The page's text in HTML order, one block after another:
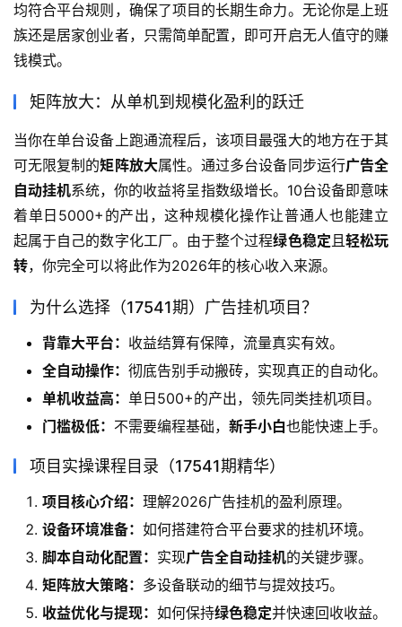
均符合平台规则，确保了项目的长期生命力。无论你是上班
族还是居家创业者，只需简单配置，即可开启无人值守的赚
钱模式。
矩阵放大：从单机到规模化盈利的跃迁
当你在单台设备上跑通流程后，该项目最强大的地方在于其
可无限复制的矩阵放大属性。通过多台设备同步运行广告全
自动挂机系统，你的收益将呈指数级增长。10台设备即意味
着单日5000+的产出，这种规模化操作让普通人也能建立
起属于自己的数字化工厂。由于整个过程绿色稳定且轻松玩
转，你完全可以将此作为2026年的核心收入来源。
为什么选择（17541期）广告挂机项目？
背靠大平台： 收益结算有保障，流量真实有效。
全自动操作： 彻底告别手动搬砖，实现真正的自动化。
单机收益高： 单日500+的产出，领先同类挂机项目。
门槛极低： 不需要编程基础， 新手小白也能快速上手。
项目实操课程目录（17541期精华）
项目核心介绍： 理解2026广告挂机的盈利原理。
设备环境准备： 如何搭建符合平台要求的挂机环境。
脚本自动化配置： 实现广告全自动挂机的关键步骤。
矩阵放大策略： 多设备联动的细节与提效技巧。
收益优化与提现： 如何保持绿色稳定并快速回收收益。